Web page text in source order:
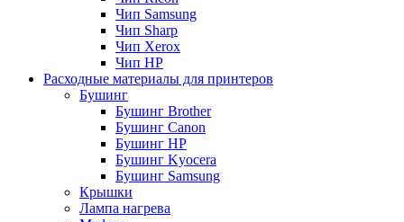
Чип Samsung
Чип Sharp
Чип Xerox
Чип НР
Расходные материалы для принтеров
Бушинг
Бушинг Brother
Бушинг Canon
Бушинг HP
Бушинг Kyocera
Бушинг Samsung
Крышки
Лампа нагрева